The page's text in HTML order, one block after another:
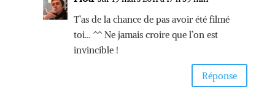
T’as de la chance de pas avoir été filmé
toi… ^^ Ne jamais croire que l’on est
invincible !
Réponse